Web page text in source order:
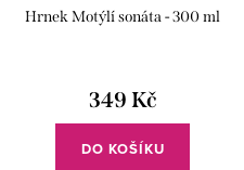
Hrnek Motýlí sonáta - 300 ml
349 Kč
DO KOŠÍKU